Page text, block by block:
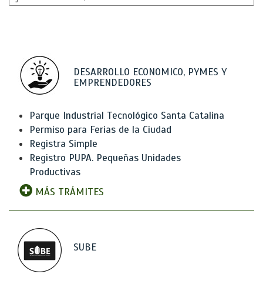
DESARROLLO ECONOMICO, PYMES Y
EMPRENDEDORES
Parque Industrial Tecnológico Santa Catalina
Permiso para Ferias de la Ciudad
Registra Simple
Registro PUPA. Pequeñas Unidades
Productivas
MÁS TRÁMITES
SUBE